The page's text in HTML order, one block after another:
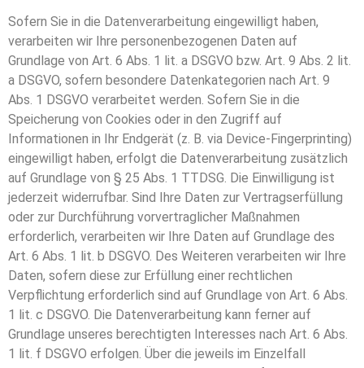
Sofern Sie in die Datenverarbeitung eingewilligt haben,
verarbeiten wir Ihre personenbezogenen Daten auf
Grundlage von Art. 6 Abs. 1 lit. a DSGVO bzw. Art. 9 Abs. 2 lit.
a DSGVO, sofern besondere Datenkategorien nach Art. 9
Abs. 1 DSGVO verarbeitet werden. Sofern Sie in die
Speicherung von Cookies oder in den Zugriff auf
Informationen in Ihr Endgerät (z. B. via Device-Fingerprinting)
eingewilligt haben, erfolgt die Datenverarbeitung zusätzlich
auf Grundlage von § 25 Abs. 1 TTDSG. Die Einwilligung ist
jederzeit widerrufbar. Sind Ihre Daten zur Vertragserfüllung
oder zur Durchführung vorvertraglicher Maßnahmen
erforderlich, verarbeiten wir Ihre Daten auf Grundlage des
Art. 6 Abs. 1 lit. b DSGVO. Des Weiteren verarbeiten wir Ihre
Daten, sofern diese zur Erfüllung einer rechtlichen
Verpflichtung erforderlich sind auf Grundlage von Art. 6 Abs.
1 lit. c DSGVO. Die Datenverarbeitung kann ferner auf
Grundlage unseres berechtigten Interesses nach Art. 6 Abs.
1 lit. f DSGVO erfolgen. Über die jeweils im Einzelfall